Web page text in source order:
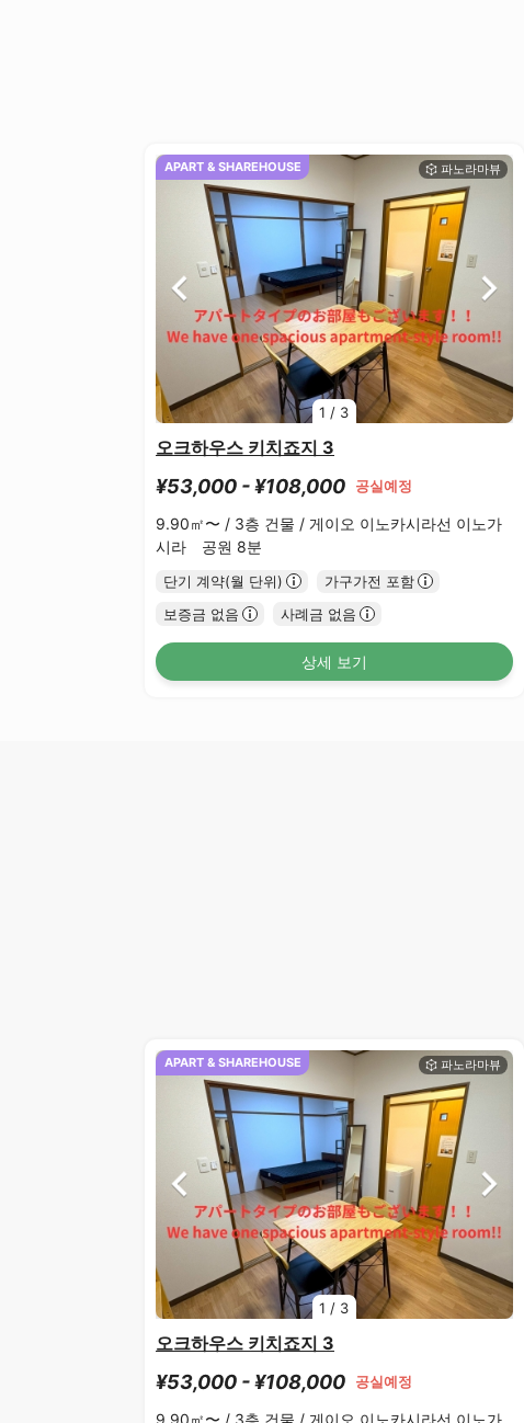
1 / 3
APART & SHAREHOUSE
오크하우스 키치죠지 3
¥53,000 - ¥108,000 공실예정
9.90㎡〜 / 3층 건물 / 게이오 이노카시라선 이노가
시라 공원 8분
단기 계약(월 단위)
가구가전 포함
보증금 없음
사례금 없음
상세 보기
1 / 3
APART & SHAREHOUSE
오크하우스 키치죠지 3
¥53,000 - ¥108,000 공실예정
9.90㎡〜 / 3층 건물 / 게이오 이노카시라선 이노가